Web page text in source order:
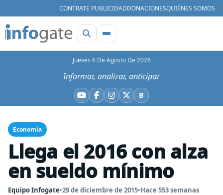
CONTRATE PUBLICIDADDONACIONESQUIÉNES SOMOS
Jueves 6 De Agosto De 2026
Informar, analizar, anticipar
YouTube
Facebook
Instagram
X BBluesky
Economía
Llega el 2016 con alza
en sueldo mínimo
Equipo Infogate•29 de diciembre de 2015•Hace 553 semanas